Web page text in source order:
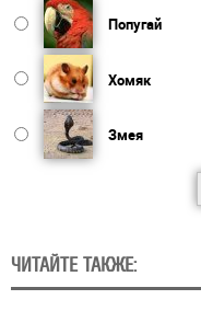
Попугай
Хомяк
Змея
ЧИТАЙТЕ ТАКЖЕ: